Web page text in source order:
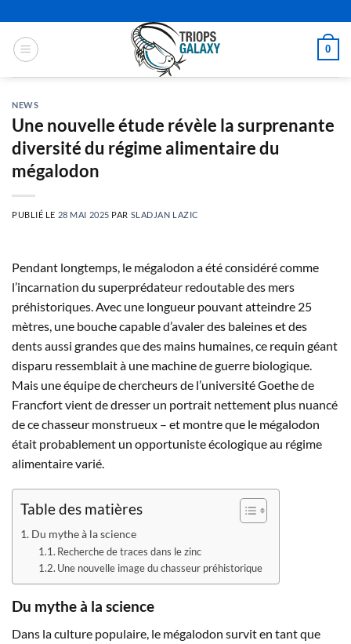
contenu
0
NEWS
Une nouvelle étude révèle la surprenante
diversité du régime alimentaire du
mégalodon
PUBLIÉ LE 28 MAI 2025 PAR SLADJAN LAZIC
Pendant longtemps, le mégalodon a été considéré comme
l’incarnation du superprédateur redoutable des mers
préhistoriques. Avec une longueur pouvant atteindre 25
mètres, une bouche capable d’avaler des baleines et des
dents aussi grandes que des mains humaines, ce requin géant
disparu ressemblait à une machine de guerre biologique.
Mais une équipe de chercheurs de l’université Goethe de
Francfort vient de dresser un portrait nettement plus nuancé
de ce chasseur monstrueux – et montre que le mégalodon
était probablement un opportuniste écologique au régime
alimentaire varié.
Table des matières
Du mythe à la science
Recherche de traces dans le zinc
Une nouvelle image du chasseur préhistorique
Du mythe à la science
Dans la culture populaire, le mégalodon survit en tant que